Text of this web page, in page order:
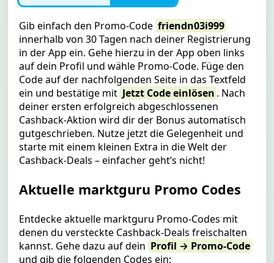
Gib einfach den Promo-Code friendn03i999
innerhalb von 30 Tagen nach deiner Registrierung
in der App ein. Gehe hierzu in der App oben links
auf dein Profil und wähle Promo-Code. Füge den
Code auf der nachfolgenden Seite in das Textfeld
ein und bestätige mit Jetzt Code einlösen . Nach
deiner ersten erfolgreich abgeschlossenen
Cashback-Aktion wird dir der Bonus automatisch
gutgeschrieben. Nutze jetzt die Gelegenheit und
starte mit einem kleinen Extra in die Welt der
Cashback-Deals – einfacher geht’s nicht!
Aktuelle marktguru Promo Codes
Entdecke aktuelle marktguru Promo-Codes mit
denen du versteckte Cashback-Deals freischalten
kannst. Gehe dazu auf dein Profil → Promo-Code
und gib die folgenden Codes ein: